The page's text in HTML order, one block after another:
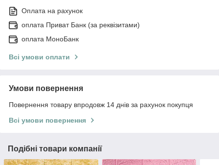
Оплата на рахунок
оплата Приват Банк (за реквізитами)
оплата МоноБанк
Всі умови оплати
Умови повернення
Повернення товару впродовж 14 днів за рахунок покупця
Всі умови повернення
Подібні товари компанії